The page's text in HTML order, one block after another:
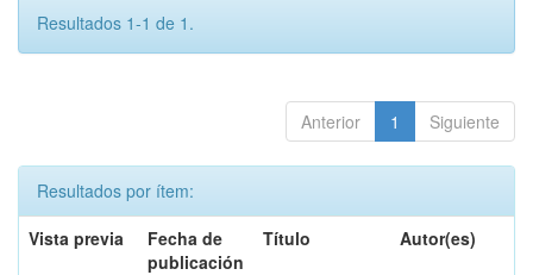
Resultados 1-1 de 1.
Anterior 1 Siguiente
Resultados por ítem:
Vista previa
Fecha de
publicación
Título Autor(es)